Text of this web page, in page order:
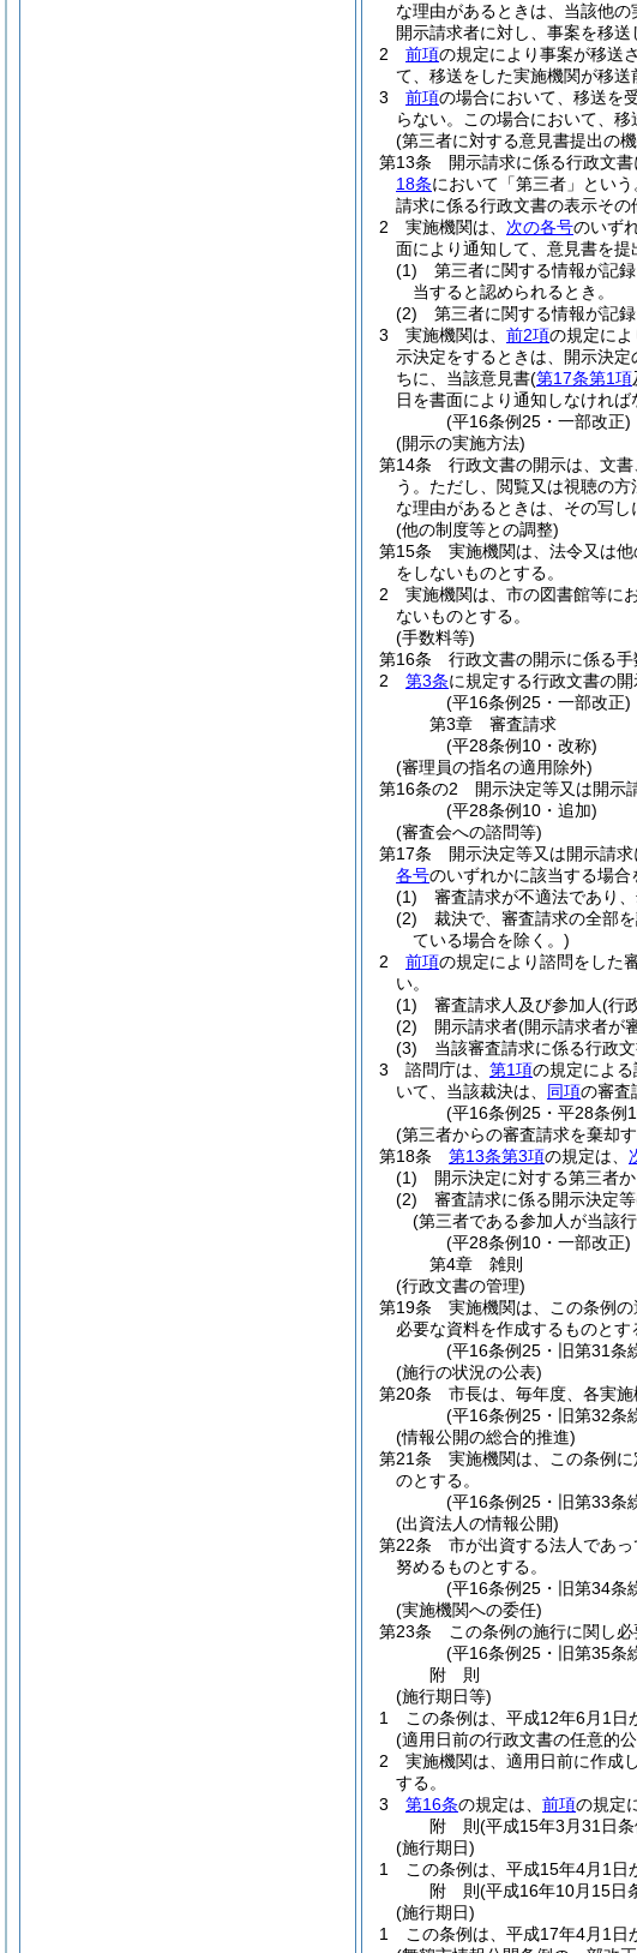
な理由があるときは、当該他
開示請求者に対し、事案を移送
2
前項の規定により事案が移送
て、移送をした実施機関が移送
3
前項の場合において、移送を
らない。
この場合において、
(第三者に対する意見書提出の
第13条
開示請求に係る行政文
18条において「第三者」という
請求に係る行政文書の表示その
2
実施機関は、 次の各号のいず
面により通知して、意見書を提
(1)
第三者に関する情報が記
当すると認められるとき。
(2)
第三者に関する情報が記
3
実施機関は、 前2項の規定に
示決定をするときは、開示決定
ちに、当該意見書(第17条第1項
日を書面により通知しなければ
(平16条例25・一部改正)
(開示の実施方法)
第14条
行政文書の開示は、文
う。 ただし、閲覧又は視聴の
な理由があるときは、その写し
(他の制度等との調整)
第15条
実施機関は、法令又は
をしないものとする。
2
実施機関は、市の図書館等に
ないものとする。
(手数料等)
第16条
行政文書の開示に係る手
2
第3条に規定する行政文書の
(平16条例25・一部改正)
第3章
審査請求
(平28条例10・改称)
(審理員の指名の適用除外)
第16条の2
開示決定等又は開示
(平28条例10・追加)
(審査会への諮問等)
第17条
開示決定等又は開示請
各号のいずれかに該当する場合
(1)
審査請求が不適法であり
(2)
裁決で、審査請求の全部
ている場合を除く。)
2
前項の規定により諮問をした
い。
(1)
審査請求人及び参加人(行
(2)
開示請求者(開示請求者が
(3)
当該審査請求に係る行政
3
諮問庁は、 第1項の規定によ
いて、当該裁決は、 同項の審査
(平16条例25・平28条例
(第三者からの審査請求を棄却
第18条
第13条第3項の規定は、
(1)
開示決定に対する第三者
(2)
審査請求に係る開示決定等
(第三者である参加人が当該
(平28条例10・一部改正)
第4章
雑則
(行政文書の管理)
第19条
実施機関は、この条例
必要な資料を作成するものとす
(平16条例25・旧第31条
(施行の状況の公表)
第20条
市長は、毎年度、各実
(平16条例25・旧第32条
(情報公開の総合的推進)
第21条
実施機関は、この条例
のとする。
(平16条例25・旧第33条
(出資法人の情報公開)
第22条
市が出資する法人であ
努めるものとする。
(平16条例25・旧第34条
(実施機関への委任)
第23条
この条例の施行に関し
(平16条例25・旧第35条
附 則
(施行期日等)
1
この条例は、平成12年6月1日
(適用日前の行政文書の任意的
2
実施機関は、適用日前に作成
する。
3
第16条の規定は、 前項の規定
附 則(平成15年3月31日
(施行期日)
1
この条例は、平成15年4月1日
附 則(平成16年10月15日
(施行期日)
1
この条例は、平成17年4月1日